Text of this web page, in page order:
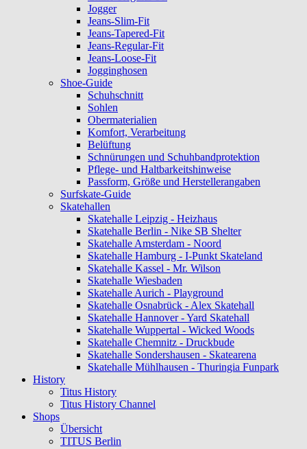
Jogger
Jeans-Slim-Fit
Jeans-Tapered-Fit
Jeans-Regular-Fit
Jeans-Loose-Fit
Jogginghosen
Shoe-Guide
Schuhschnitt
Sohlen
Obermaterialien
Komfort, Verarbeitung
Belüftung
Schnürungen und Schuhbandprotektion
Pflege- und Haltbarkeitshinweise
Passform, Größe und Herstellerangaben
Surfskate-Guide
Skatehallen
Skatehalle Leipzig - Heizhaus
Skatehalle Berlin - Nike SB Shelter
Skatehalle Amsterdam - Noord
Skatehalle Hamburg - I-Punkt Skateland
Skatehalle Kassel - Mr. Wilson
Skatehalle Wiesbaden
Skatehalle Aurich - Playground
Skatehalle Osnabrück - Alex Skatehall
Skatehalle Hannover - Yard Skatehall
Skatehalle Wuppertal - Wicked Woods
Skatehalle Chemnitz - Druckbude
Skatehalle Sondershausen - Skatearena
Skatehalle Mühlhausen - Thuringia Funpark
History
Titus History
Titus History Channel
Shops
Übersicht
TITUS Berlin